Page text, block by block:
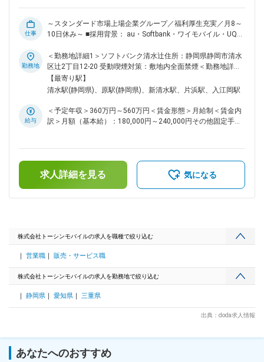
を達成できれば賞与などで還元します。評価項目ごとのポイン
ト制で、評価を「見える化」。販売実績などの成果はもちろ
給、昇進が決まるため納得感を持ってもらえるはずです。 ★
お店づくりにアイデアが活かせます 店舗イベントは本社の営
業部と連携を取りながら企画していきます。 店長だけではな
く一般職でもアイデアがあれば大歓迎。気軽に発信してくださ
仕事
～スタンダード市場上場企業グループ／福利厚生充実／月8～
10日休み～ ■採用背景： au・Softbank・ワイモバイル・UQス
社。愛知県を中心に、4県にわたってショップを展開していま
す。顧客満足度をさらに高めていくためにも、接客に力を入れ
ていきたいと考え、メンバーを増員することになりました。
「初めてスマホにする」というお客様に簡単なスマホの使い方
したり。 そんなちょっとした気遣いで、「ありがとう、あな
たが担当でよかった」といった嬉しいお言葉をいただけるやり
携帯ショールームスタッフとして、新規申込／機種変更／プラ
ン変更等の携帯電話の各種契約手続き、故障の修理相談対応等
を担当いただきます。 ■業務詳細： ・携帯電話の各種契約手
続き └新規申込／機種変更／プラン変更等 ・故障の修理相談
のサービス ■ポイント： ★充実した福利厚生・休暇制度 各種
手当が充実している点はもちろんですが、会員制リゾート施設
の利用や退職金制度なども整っています。 休暇制度でも産休
育休制度はもちろん、バースデー休暇制度も整えています。
★公平な評価制度 ノルマはありません。店舗目標や個人目標
ト制で、評価を「見える化」。販売実績などの成果はもちろ
ん、勤務態度なども基準です。そんな評価に基づいて賞与や昇
給、昇進が決まるため納得感を持ってもらえるはずです。 ★
く一般職でもアイデアがあれば大歓迎。気軽に発信してくださ
勤務地
＜勤務地詳細1＞ソフトバンク清水辻住所：静岡県静岡市清水
区辻2丁目12-20 受動喫煙対策：敷地内全面禁煙＜勤務地詳細2
＞ソフトバンク沼津原住所：静岡県沼津市原1543-1 受動喫煙
対策：敷地内全面禁煙
【最寄り駅】
清水駅(静岡県)、原駅(静岡県)、新清水駅、片浜駅、入江岡駅
給与
＜予定年収＞360万円～560万円＜賃金形態＞月給制＜賃金内
訳＞月額（基本給）：180,000円～240,000円その他固定手当/
手当を含む）＜昇給有無＞有＜残業手当＞有＜給与補足＞・昇
給年1回（7月※特別昇給随時あり）・賞与年2回（7月、12月※
昨年度実績：年2回）賃金はあくまでも目安の金額であり、選
求人詳細を見る 気になる
株式会社トーシンモバイルの求人を職種で絞り込む
営業職 販売・サービス職
株式会社トーシンモバイルの求人を勤務地で絞り込む
静岡県 愛知県 三重県
出典：doda求人情報
あなたへのおすすめ